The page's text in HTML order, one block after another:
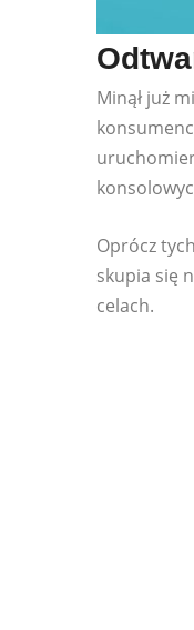
Minął już
Oprócz
skupia się
celach.